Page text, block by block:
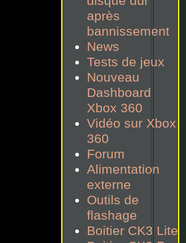
après
bannissement
News
Tests de jeux
Nouveau
Dashboard
Xbox 360
Vidéo sur Xbox
360
Forum
Alimentation
externe
Outils de
flashage
Boitier CK3 Lite